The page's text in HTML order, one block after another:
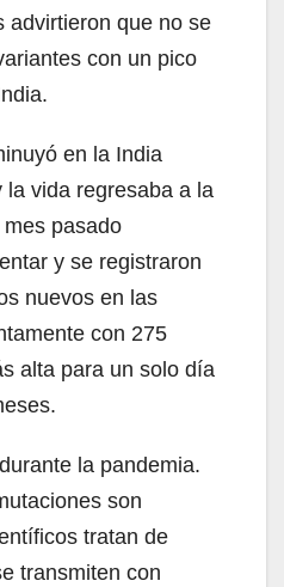
advirtieron que no se
con un pico
en la India
vida regresaba a la
pasado
y se registraron
nuevos en las
con 275
alta para un solo día
la pandemia.
son
tratan de
transmiten con